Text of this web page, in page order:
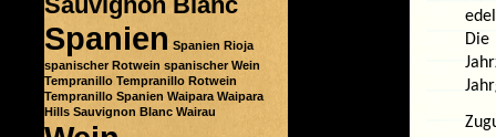
Spanien Spanien Rioja
spanischer Rotwein spanischer Wein
Tempranillo Tempranillo Rotwein
Tempranillo Spanien Waipara Waipara
Hills Sauvignon Blanc Wairau